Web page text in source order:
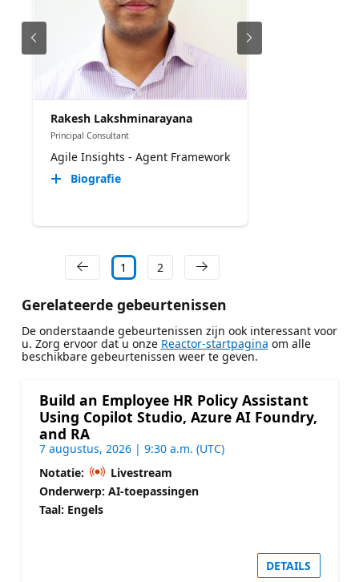
Rakesh Lakshminarayana
Principal Consultant
Agile Insights - Agent Framework
Biografie
1 2
Gerelateerde gebeurtenissen
De onderstaande gebeurtenissen zijn ook interessant voor
u. Zorg ervoor dat u onze Reactor-startpagina om alle
beschikbare gebeurtenissen weer te geven.
Build an Employee HR Policy Assistant
Using Copilot Studio, Azure AI Foundry,
and RA
7 augustus, 2026 | 9:30 a.m. (UTC)
Notatie:
Livestream
Onderwerp: AI-toepassingen
Taal: Engels
DETAILS